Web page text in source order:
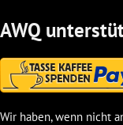
AWQ
Wir haben, wenn nicht